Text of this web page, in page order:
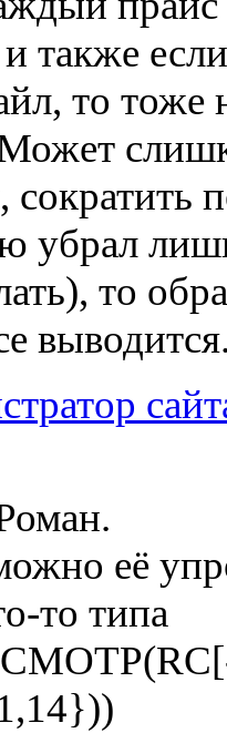
также
то тоже
Может
сократить
убрал
то
её
то типа